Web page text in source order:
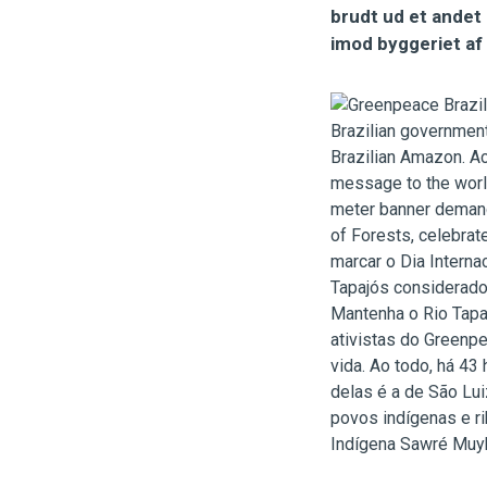
brudt ud et
imod byggeriet